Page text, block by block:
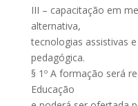
III – capacitação em
alternativa,
tecnologias assistivas
pedagógica.
§ 1º A formação será
Educação